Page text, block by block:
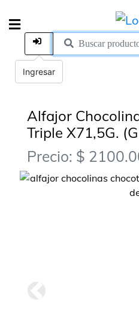
Alfajor
Triple X71,5G.
Precio: $
Ingresar